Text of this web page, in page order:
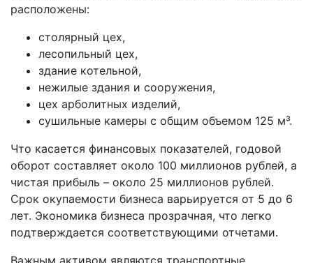
расположены:
столярный цех,
лесопильный цех,
здание котельной,
нежилые здания и сооружения,
цех арболитных изделий,
сушильные камеры с общим объемом 125 м³.
Что касается финансовых показателей, годовой
оборот составляет около 100 миллионов рублей, а
чистая прибыль – около 25 миллионов рублей.
Срок окупаемости бизнеса варьируется от 5 до 6
лет. Экономика бизнеса прозрачная, что легко
подтверждается соответствующими отчетами.
Важным активом являются транспортные